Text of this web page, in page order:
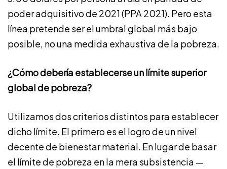
poder adquisitivo de 2021 (PPA 2021). Pero esta
línea pretende ser el umbral global más bajo
posible, no una medida exhaustiva de la pobreza.
¿Cómo debería establecerse un límite superior
global de pobreza?
Utilizamos dos criterios distintos para establecer
dicho límite. El primero es el logro de un nivel
decente de bienestar material. En lugar de basar
el límite de pobreza en la mera subsistencia —